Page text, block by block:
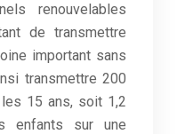
renouvelables
de transmettre
important sans
transmettre 200
15 ans, soit 1,2
enfants sur une